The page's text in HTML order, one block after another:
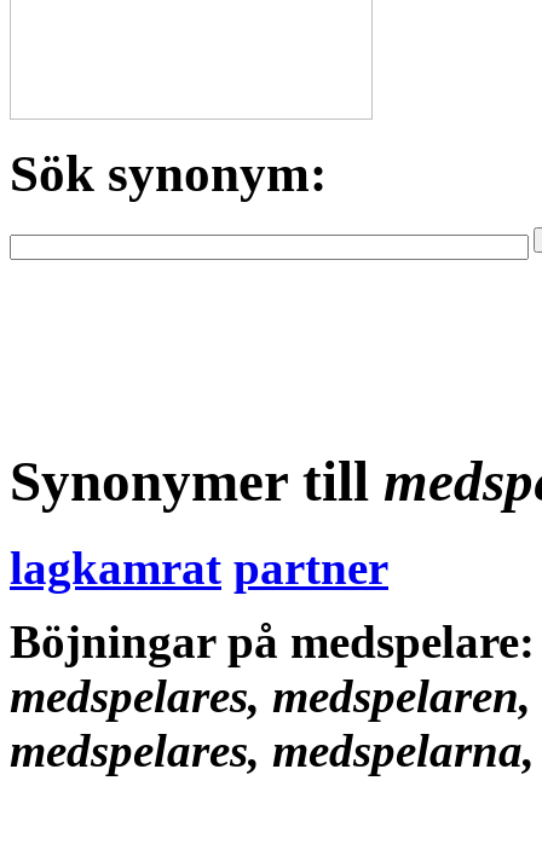
Sök synonym:
Synonymer till
lagkamrat partner
Böjningar på
medspelares,
medspelares,